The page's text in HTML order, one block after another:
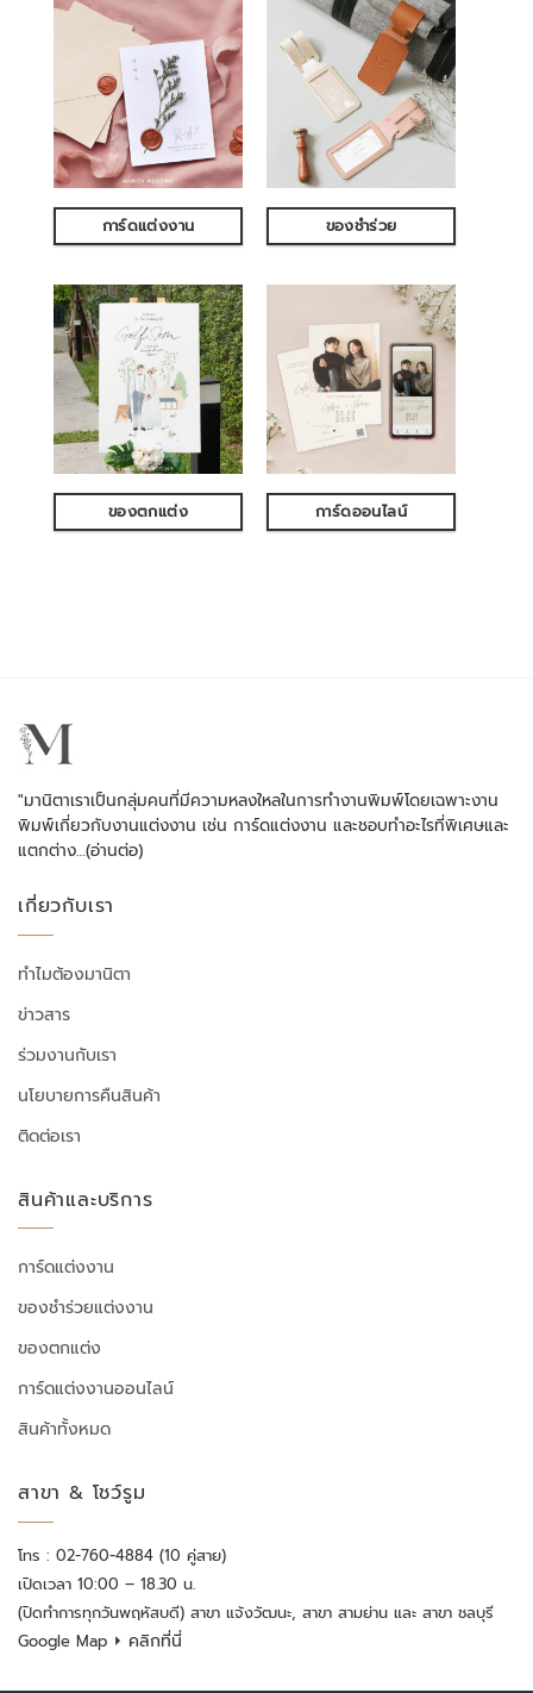
การ์ดแต่งงาน ของชำร่วย
ของตกแต่ง การ์ดออนไลน์
"มานิตาเราเป็นกลุ่มคนที่มีความหลงใหลในการทำงานพิมพ์โดยเฉพาะงาน
พิมพ์เกี่ยวกับงานแต่งงาน เช่น การ์ดแต่งงาน และชอบทำอะไรที่พิเศษและ
แตกต่าง…(อ่านต่อ)
เกี่ยวกับเรา
ทำไมต้องมานิตา
ข่าวสาร
ร่วมงานกับเรา
นโยบายการคืนสินค้า
ติดต่อเรา
สินค้าและบริการ
การ์ดแต่งงาน
ของชำร่วยแต่งงาน
ของตกแต่ง
การ์ดแต่งงานออนไลน์
สินค้าทั้งหมด
สาขา & โชว์รูม
โทร : 02-760-4884 (10 คู่สาย)
เปิดเวลา 10:00 – 18.30 น.
(ปิดทำการทุกวันพฤหัสบดี) สาขา แจ้งวัฒนะ, สาขา สามย่าน และ สาขา ชลบุรี
Google Map ⏵ คลิกที่นี่